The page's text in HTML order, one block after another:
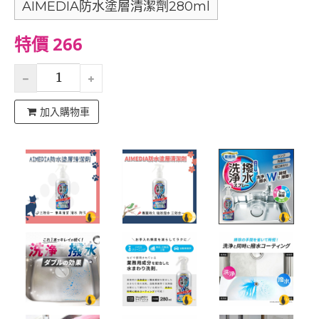
AIMEDIA防水塗層清潔劑280ml
特價 266
加入購物車